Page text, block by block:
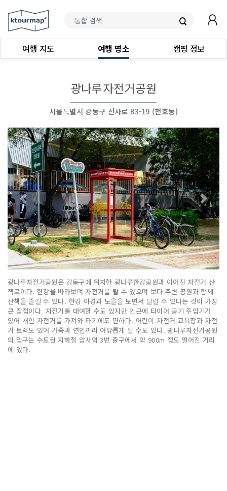
여행 지도 여행 명소 캠핑 정보
광나루자전거공원
서울특별시 강동구 선사로 83-19 (천호동)
광나루자전거공원은 강동구에 위치한 광나루한강공원과 이어진 자전거 산
책로이다. 한강을 바라보며 자전거를 탈 수 있으며 보다 주변 공원과 함께
산책을 즐길 수 있다. 한강 야경과 노을을 보면서 달릴 수 있다는 것이 가장
큰 장점이다. 자전거를 대여할 수도 있지만 인근에 타이어 공기 주입기가
있어 개인 자전거를 가져와 타기에도 편하다. 어린이 자전거 교육장과 자전
거 트랙도 있어 가족과 연인끼리 여유롭게 탈 수도 있다. 광나루자전거공원
의 입구는 수도권 지하철 암사역 3번 출구에서 약 900m 정도 떨어진 거리
에 있다.